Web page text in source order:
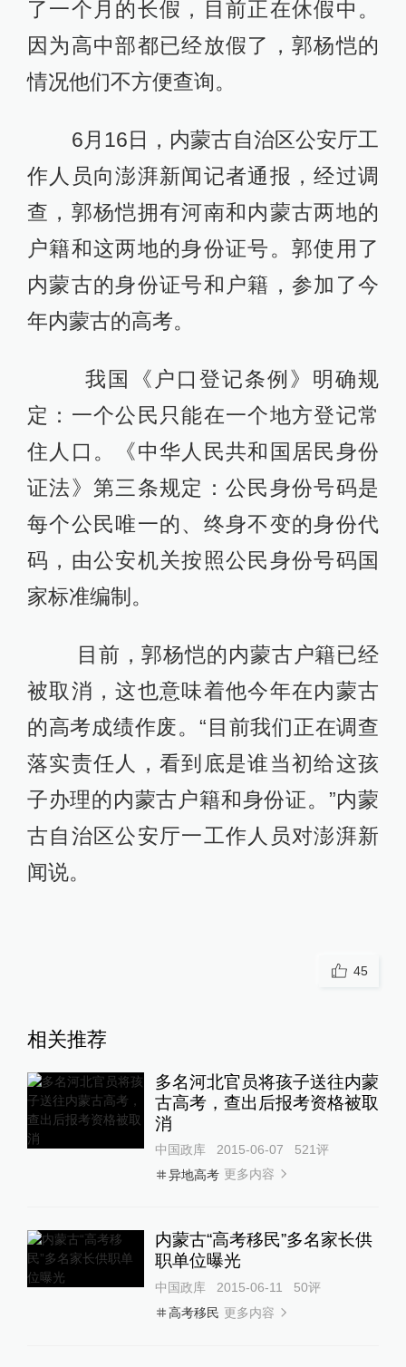
了一个月的长假，目前正在休假中。
因为高中部都已经放假了，郭杨恺的
情况他们不方便查询。
6月16日，内蒙古自治区公安厅工
作人员向澎湃新闻记者通报，经过调
查，郭杨恺拥有河南和内蒙古两地的
户籍和这两地的身份证号。郭使用了
内蒙古的身份证号和户籍，参加了今
年内蒙古的高考。
我国《户口登记条例》明确规
定：一个公民只能在一个地方登记常
住人口。《中华人民共和国居民身份
证法》第三条规定：公民身份号码是
每个公民唯一的、终身不变的身份代
码，由公安机关按照公民身份号码国
家标准编制。
目前，郭杨恺的内蒙古户籍已经
被取消，这也意味着他今年在内蒙古
的高考成绩作废。“目前我们正在调查
落实责任人，看到底是谁当初给这孩
子办理的内蒙古户籍和身份证。”内蒙
古自治区公安厅一工作人员对澎湃新
闻说。
45
相关推荐
多名河北官员将孩子送往内蒙
古高考，查出后报考资格被取
消
中国政库 2015-06-07 521评
异地高考 更多内容
内蒙古“高考移民”多名家长供
职单位曝光
中国政库 2015-06-11 50评
高考移民 更多内容